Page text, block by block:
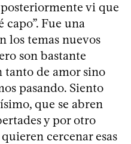
vi que
capo”. Fue una
los temas nuevos
son bastante
tanto de amor sino
pasando. Siento
que se abren
y por otro
cercenar esas